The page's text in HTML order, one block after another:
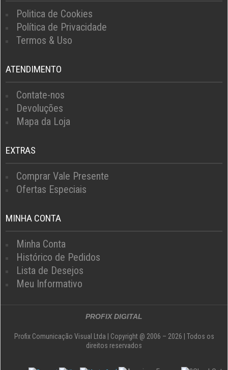
Politica de Cookies
Política de Privacidade
Termos & Uso
ATENDIMENTO
Contate-nos
Devoluções
Mapa da Loja
EXTRAS
Comprar Vale Presente
Ofertas Especiais
MINHA CONTA
Minha Conta
Histórico de Pedidos
Lista de Desejos
Meu Informativo
PROFIX DIGITAL
Profix Comunicação Visual Ltda | Copyright @ 2006 – 2026 | Todos os
direitos reservados